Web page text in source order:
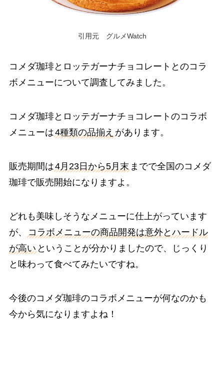
引用元 グルメWatch
コメダ珈琲とロッテガーナチョコレートとのコラ
ボメニューについて調査してみました。
コメダ珈琲とロッテガーナチョコレートのコラボ
メニューは4種類の品揃え があります。
販売期間は4月23日から5月末 までで全国のコメダ
珈琲で販売開始になりますよ。
どれも美味しそうなメニューに仕上がっています
が、
コラボメニューの商品開発は意外とハードル
が高い ということが分かりましたので、じっくり
と味わって食べてみたいですね。
今後のコメダ珈琲のコラボメニューが何なのかも
今から気になりますよね！